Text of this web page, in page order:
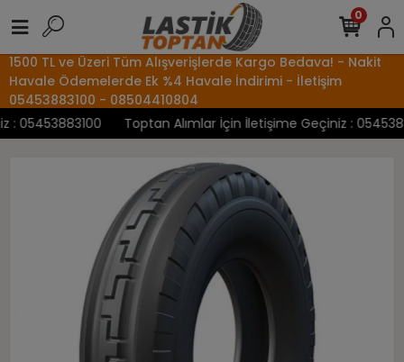
1500 TL ve Üzeri Tüm Alışverişlerde Kargo Bedava! - Nakit
Havale Ödemelerde Ek %4 Havale İndirimi - İletişim
05453883100 - 08504410804
Toptan Alımlar İçin İletişime Geçiniz :
0